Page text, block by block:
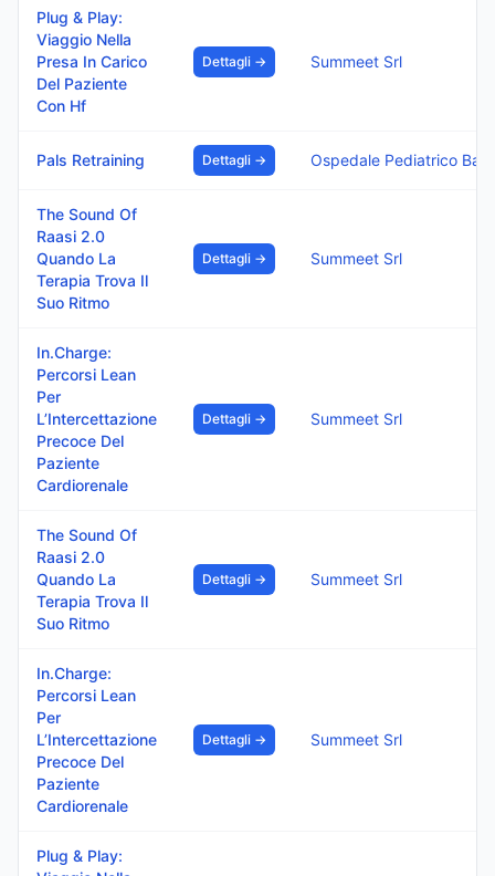
Plug & Play:
Viaggio Nella
Presa In Carico
Del Paziente
Con Hf
Dettagli → Summeet Srl
Pals Retraining Dettagli →
The Sound Of
Raasi 2.0
Quando La
Terapia Trova Il
Suo Ritmo
Dettagli → Summeet Srl
In.Charge:
Percorsi Lean
Per
L’Intercettazione
Precoce Del
Paziente
Cardiorenale
Dettagli → Summeet Srl
The Sound Of
Raasi 2.0
Quando La
Terapia Trova Il
Suo Ritmo
Dettagli → Summeet Srl
In.Charge:
Percorsi Lean
Per
L’Intercettazione
Precoce Del
Paziente
Cardiorenale
Dettagli → Summeet Srl
Plug & Play: